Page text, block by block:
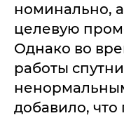
номинально,
целевую
Однако во
работы
добавило,